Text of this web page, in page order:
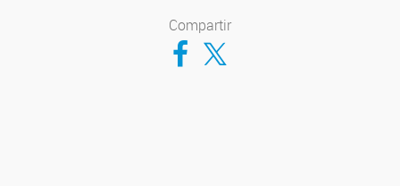
Compartir
Compartir en Facebook
Compartir en Twitter